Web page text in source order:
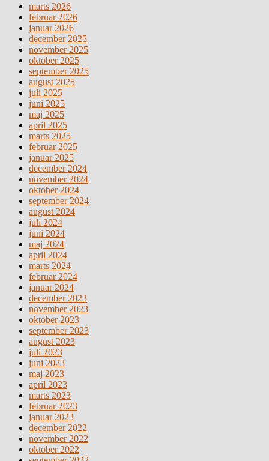
marts 2026
februar 2026
januar 2026
december 2025
november 2025
oktober 2025
september 2025
august 2025
juli 2025
juni 2025
maj 2025
april 2025
marts 2025
februar 2025
januar 2025
december 2024
november 2024
oktober 2024
september 2024
august 2024
juli 2024
juni 2024
maj 2024
april 2024
marts 2024
februar 2024
januar 2024
december 2023
november 2023
oktober 2023
september 2023
august 2023
juli 2023
juni 2023
maj 2023
april 2023
marts 2023
februar 2023
januar 2023
december 2022
november 2022
oktober 2022